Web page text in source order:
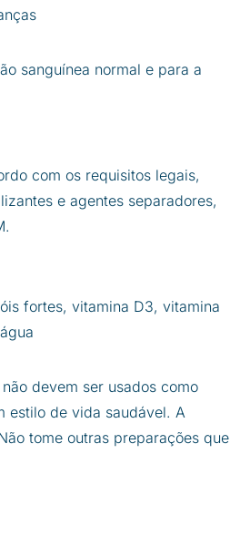
sanguínea normal e para a
com os requisitos legais,
e agentes separadores,
fortes, vitamina D3, vitamina
devem ser usados ​​como
estilo de vida saudável. A
tome outras preparações que